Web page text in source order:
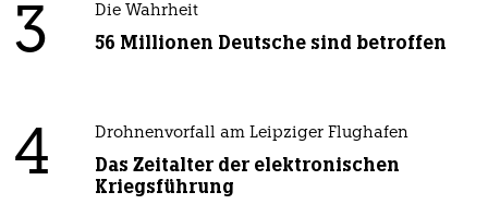
3 Die Wahrheit
56 Millionen Deutsche sind betroffen
4 Drohnenvorfall am Leipziger Flughafen
Das Zeitalter der elektronischen
Kriegsführung